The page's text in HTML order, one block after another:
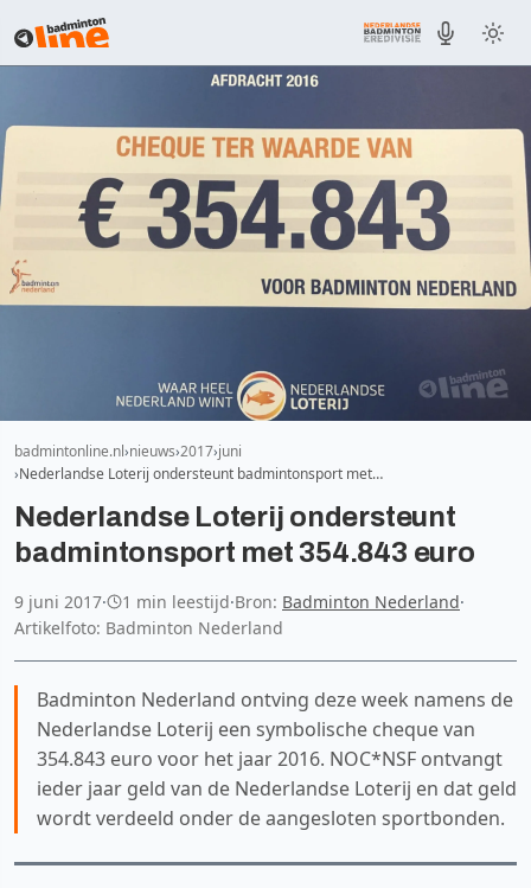
badmintonline.nl nieuws 2017 juni
Nederlandse Loterij ondersteunt badmintonsport met…
Nederlandse Loterij ondersteunt
badmintonsport met 354.843 euro
9 juni 2017· 1 min leestijd·Bron: Badminton Nederland·
Artikelfoto: Badminton Nederland
Badminton Nederland ontving deze week namens de
Nederlandse Loterij een symbolische cheque van
354.843 euro voor het jaar 2016. NOC*NSF ontvangt
ieder jaar geld van de Nederlandse Loterij en dat geld
wordt verdeeld onder de aangesloten sportbonden.